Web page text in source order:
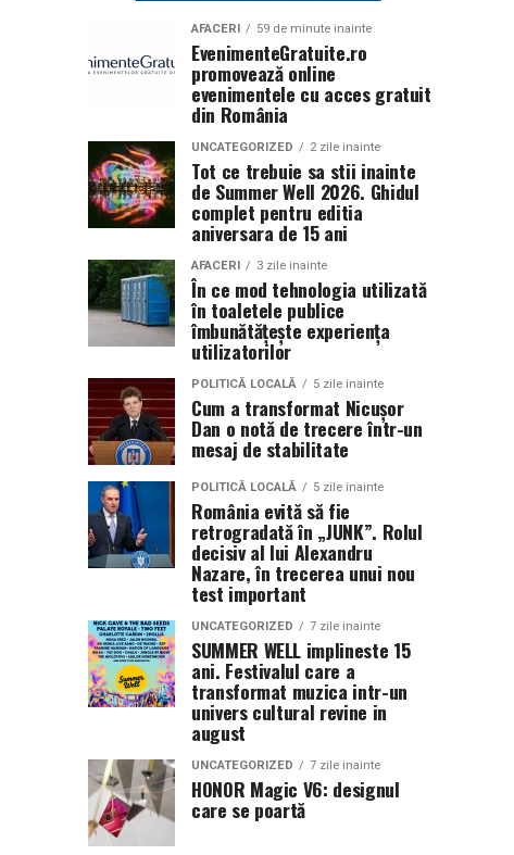
AFACERI 59 de minute inainte
EvenimenteGratuite.ro
promovează online
evenimentele cu acces gratuit
din România
UNCATEGORIZED 2 zile inainte
Tot ce trebuie sa stii inainte
de Summer Well 2026. Ghidul
complet pentru editia
aniversara de 15 ani
AFACERI 3 zile inainte
În ce mod tehnologia utilizată
în toaletele publice
îmbunătățește experiența
utilizatorilor
POLITICĂ LOCALĂ 5 zile inainte
Cum a transformat Nicușor
Dan o notă de trecere într-un
mesaj de stabilitate
POLITICĂ LOCALĂ 5 zile inainte
România evită să fie
retrogradată în „JUNK”. Rolul
decisiv al lui Alexandru
Nazare, în trecerea unui nou
test important
UNCATEGORIZED 7 zile inainte
SUMMER WELL implineste 15
ani. Festivalul care a
transformat muzica intr-un
univers cultural revine in
august
UNCATEGORIZED 7 zile inainte
HONOR Magic V6: designul
care se poartă